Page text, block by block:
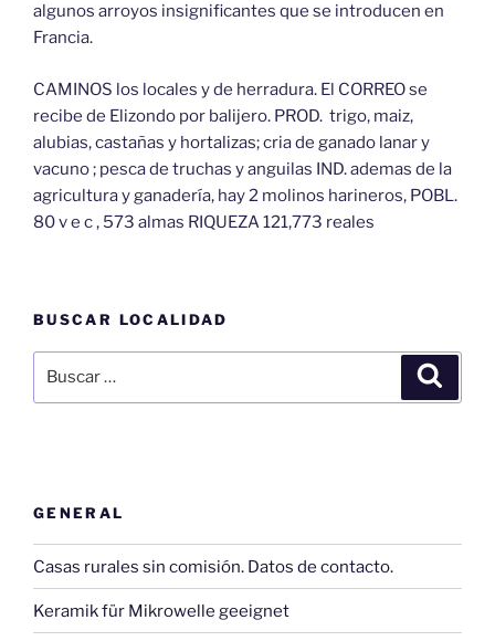
algunos arroyos insignificantes que se introducen en
Francia.
CAMINOS los locales y de herradura. El CORREO se
recibe de Elizondo por balijero. PROD. trigo, maiz,
alubias, castañas y hortalizas; cria de ganado lanar y
vacuno ; pesca de truchas y anguilas IND. ademas de la
agricultura y ganadería, hay 2 molinos harineros, POBL.
80 v e c , 573 almas RIQUEZA 121,773 reales
BUSCAR LOCALIDAD
por:
GENERAL
Casas rurales sin comisión. Datos de contacto.
Keramik für Mikrowelle geeignet